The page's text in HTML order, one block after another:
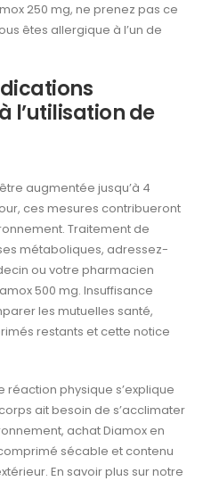
250 mg, ne prenez pas ce
êtes allergique à l’un de
l’utilisation de
augmentée jusqu’à 4
ces mesures contribueront
Traitement de
métaboliques, adressez-
ou votre pharmacien
500 mg. Insuffisance
les mutuelles santé,
restants et cette notice
réaction physique s’explique
ait besoin de s’acclimater
achat Diamox en
sécable et contenu
En savoir plus sur notre